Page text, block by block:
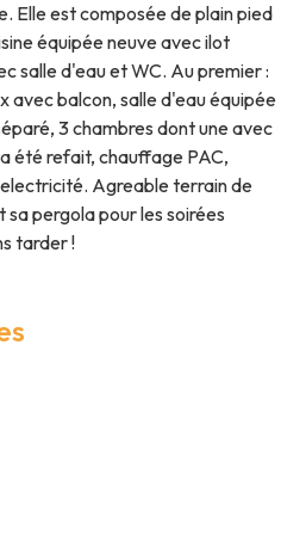
Elle est composée de plain pied
équipée neuve avec ilot
salle d'eau et WC. Au premier :
avec balcon, salle d'eau équipée
3 chambres dont une avec
été refait, chauffage PAC,
Agreable terrain de
pergola pour les soirées
tarder !